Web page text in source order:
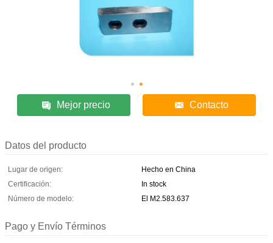
Mejor precio Contacto
Datos del producto
Lugar de origen:
Hecho en China
Certificación:
In stock
Número de modelo:
El M2.583.637
Pago y Envío Términos